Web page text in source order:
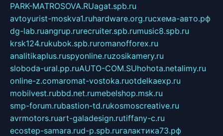
PARK-MATROSOVA.RUagat.spb.ru
avtoyurist-moskva1.ruhardware.org.ruсхема-авто.рф
dg-lab.ruangrup.rurecruiter.spb.rumusic8.spb.ru
krsk124.rukubok.spb.ruromanofforex.ru
analitikaplus.ruspyonline.ruzosikamery.ru
sloboda-ural.pp.ruAUTO-COM.SUhohota.netalimy.ru
online-z.comaromat-vostoka.ruotdelkaexp.ru
mobilvest.rubbd.net.rumebelshop.msk.ru
smp-forum.rubastion-td.rukosmoscreative.ru
avrmotors.ruart-galadesign.rutiffany-c.ru
ecostep-samara.rud-p.spb.ruгалактика73.рф